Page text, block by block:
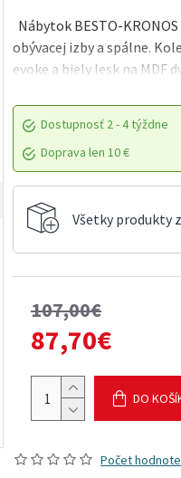
Nábytok BESTO-
obývacej izby a spálne.
evoke a biely lesk na MDF
Dostupnosť 2 - 4 týždne
Doprava len 10 €
Všetky produkty
Počet
107,00€
87,70€
DO